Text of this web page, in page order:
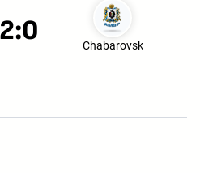
Chabarovsk
2:0